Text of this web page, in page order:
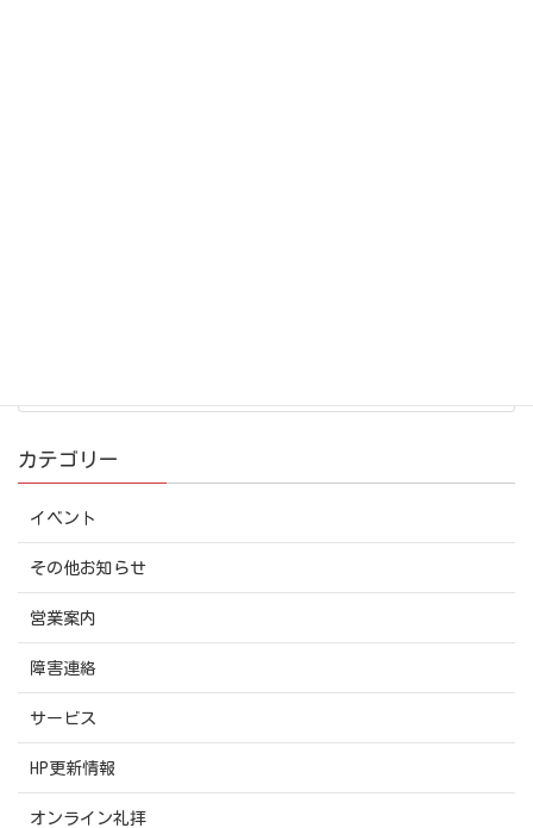
カテゴリー
イベント
その他お知らせ
営業案内
障害連絡
サービス
HP更新情報
オンライン礼拝